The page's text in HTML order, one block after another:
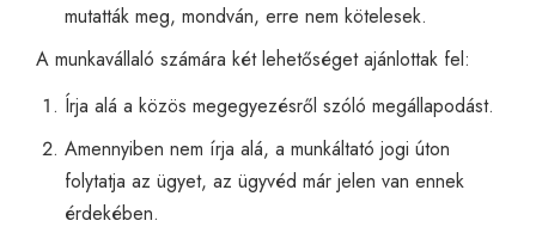
mutatták meg, mondván, erre nem kötelesek.
A munkavállaló számára két lehetőséget ajánlottak fel:
Írja alá a közös megegyezésről szóló megállapodást.
Amennyiben nem írja alá, a munkáltató jogi úton
folytatja az ügyet, az ügyvéd már jelen van ennek
érdekében.